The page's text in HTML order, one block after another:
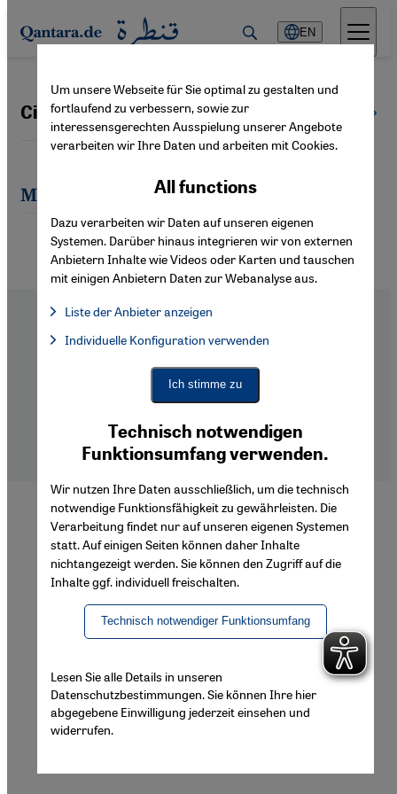
Direkt zum Inhalt springen
EN
Citha D. Maaß
Most recent articles by Citha D. Maaß
FooterAbout Us
Imprint
Privacy Policy
Declaration of Accessibility
Um unsere Webseite für Sie optimal zu gestalten und
fortlaufend zu verbessern, sowie zur
interessensgerechten Ausspielung unserer Angebote
verarbeiten wir Ihre Daten und arbeiten mit Cookies.
Technisch notwendigen
Funktionsumfang verwenden.
Wir nutzen Ihre Daten ausschließlich, um die technisch
notwendige Funktionsfähigkeit zu gewährleisten. Die
Verarbeitung findet nur auf unseren eigenen Systemen
statt. Auf einigen Seiten können daher Inhalte
nichtangezeigt werden. Sie können den Zugriff auf die
Inhalte ggf. individuell freischalten.
Technisch notwendiger Funktionsumfang
All functions
Dazu verarbeiten wir Daten auf unseren eigenen
Systemen. Darüber hinaus integrieren wir von externen
Anbietern Inhalte wie Videos oder Karten und tauschen
mit einigen Anbietern Daten zur Webanalyse aus.
Liste der Anbieter anzeigen
Facebook Embed / Facebook Connect, Google Maps Embed,
Facebook Embed / Facebook Connect
Google Maps Embed
Individuelle Konfiguration verwenden
Ich stimme zu
Lesen Sie alle Details in unseren
Datenschutzbestimmungen. Sie können Ihre hier
abgegebene Einwilligung jederzeit einsehen und
widerrufen.